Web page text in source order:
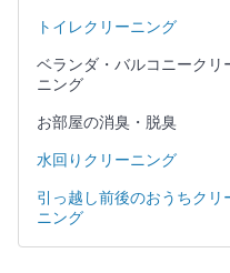
トイレクリーニング
ベランダ・バルコニークリ
ニング
お部屋の消臭・脱臭
水回りクリーニング
引っ越し前後のおうちクリ
ニング